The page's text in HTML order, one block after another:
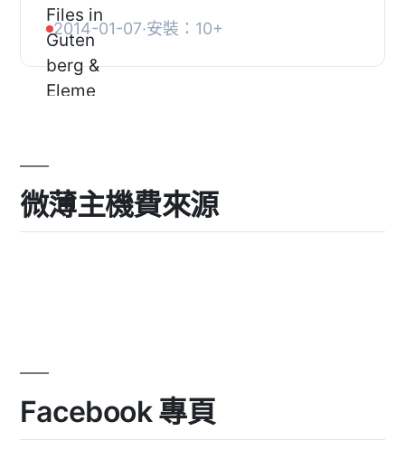
掛上傳文件至 Calameo，並在之後更
新或刪除文件。, 上傳文件後，你可以
透過 WYSIWYG 文字編...
2014-01-07·安裝：10+
微薄主機費來源
Facebook 專頁